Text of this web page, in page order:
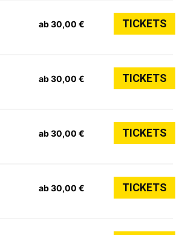
ab 30,00 € TICKETS
ab 30,00 € TICKETS
ab 30,00 € TICKETS
ab 30,00 € TICKETS